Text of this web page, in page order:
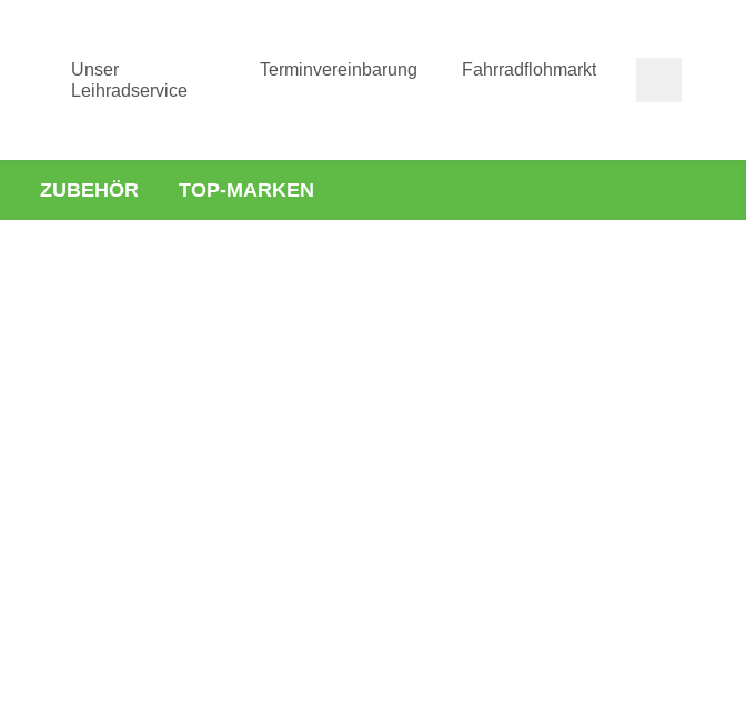
Unser
Leihradservice
Terminvereinbarung Fahrradflohmarkt
ZUBEHÖR TOP-MARKEN